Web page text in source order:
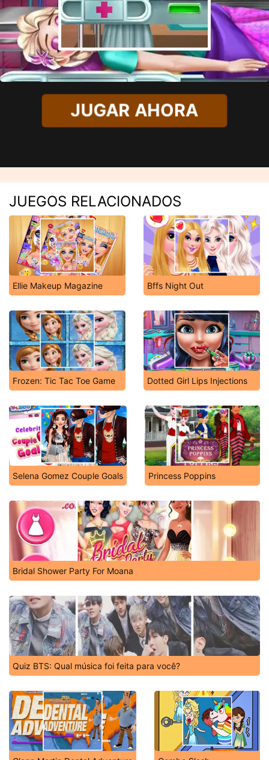
JUGAR AHORA
JUEGOS RELACIONADOS
Ellie Makeup Magazine Bffs Night Out
Frozen: Tic Tac Toe Game Dotted Girl Lips Injections
Selena Gomez Couple Goals Princess Poppins
Bridal Shower Party For Moana
Quiz BTS: Qual música foi feita para você?